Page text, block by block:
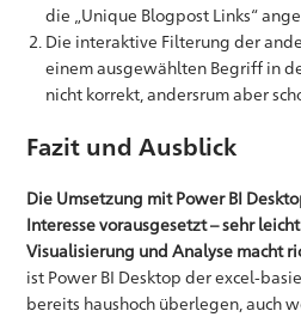
die „Unique Blogpost Links“
Die interaktive Filterung der
einem ausgewählten Begriff in
nicht korrekt, andersrum aber
Fazit und Ausblick
Die Umsetzung mit Power BI
Interesse vorausgesetzt – sehr
Visualisierung und Analyse macht
ist Power BI Desktop der excel-
bereits haushoch überlegen, auch